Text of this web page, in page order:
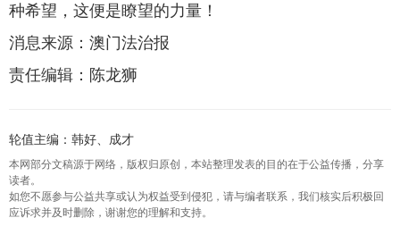
种希望，这便是瞭望的力量！
消息来源：澳门法治报
责任编辑：陈龙狮
轮值主编：韩好、成才
本网部分文稿源于网络，版权归原创，本站整理发表的目的在于公益传播，分享
读者。
如您不愿参与公益共享或认为权益受到侵犯，请与编者联系，我们核实后积极回
应诉求并及时删除，谢谢您的理解和支持。